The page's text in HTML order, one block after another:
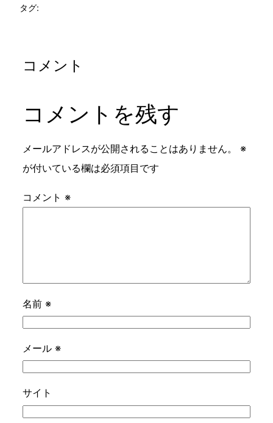
タグ:
コメント
コメントを残す
メールアドレスが公開されることはありません。
※
が付いている欄は必須項目です
コメント ※
名前 ※
メール ※
サイト